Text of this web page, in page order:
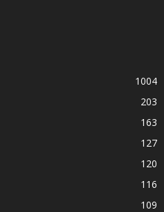
1004
203
163
127
120
116
109